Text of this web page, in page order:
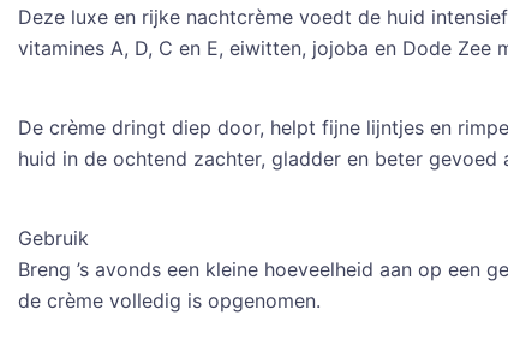
Deze luxe en rijke nachtcrème voedt de huid
vitamines A, D, C en E, eiwitten, jojoba en Dode
De crème dringt diep door, helpt fijne lijntjes en
huid in de ochtend zachter, gladder en beter gevoed
Gebruik
Breng ’s avonds een kleine hoeveelheid aan op een
de crème volledig is opgenomen.